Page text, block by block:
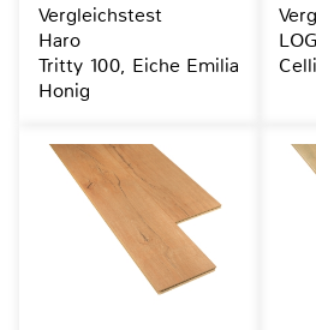
Vergleichstest
Haro
Tritty 100, Eiche Emilia
Honig